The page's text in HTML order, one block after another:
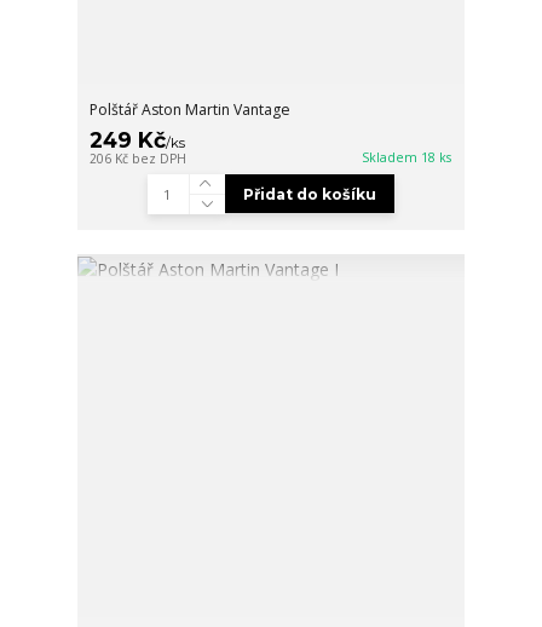
Polštář Aston Martin Vantage
249 Kč/ks
206 Kč bez DPH Skladem 18 ks
Přidat do košíku